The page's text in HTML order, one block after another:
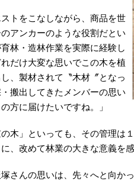
トをこなしながら、商品を世
アンカーのような役割だとい
林・造林作業を実際に経験し
だけ大変な思いでこの木を植
、製材されて〝木材〞となっ
搬出してきたメンバーの思い
方に届けたいですね。」
木」といっても、その管理は
、改めて林業の大きな意義を感
さんの思いは、先々へと向かっ